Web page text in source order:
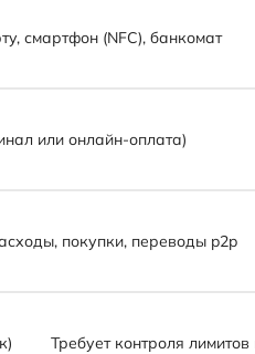
смартфон (NFC), банкомат
или онлайн-оплата)
покупки, переводы p2p
Требует контроля